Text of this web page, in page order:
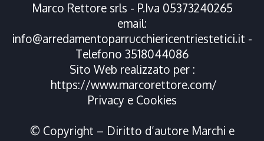
Marco Rettore srls - P.Iva 05373240265
email:
info@arredamentoparrucchiericentriestetici.it -
Telefono 3518044086
Sito Web realizzato per :
https://www.marcorettore.com/
Privacy e Cookies
© Copyright – Diritto d’autore Marchi e